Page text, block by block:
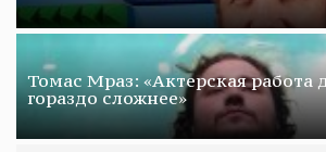
Томас Мраз: «Актерская работа
гораздо сложнее»